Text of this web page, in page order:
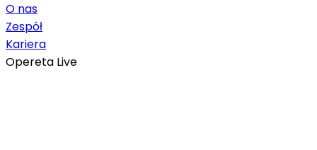
O nas
Zespół
Kariera
Opereta Live